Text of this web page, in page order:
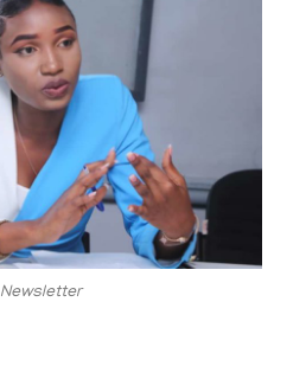
Newsletter